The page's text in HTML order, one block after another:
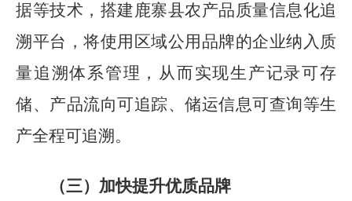
据等技术，搭建鹿寨县农产品质量信息化追
溯平台，将使用区域公用品牌的企业纳入质
量追溯体系管理，从而实现生产记录可存
储、产品流向可追踪、储运信息可查询等生
产全程可追溯。
（三）加快提升优质品牌